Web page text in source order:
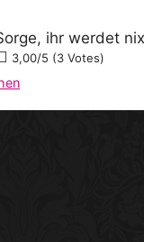
ihr werdet
3,00/5 (3 Votes)